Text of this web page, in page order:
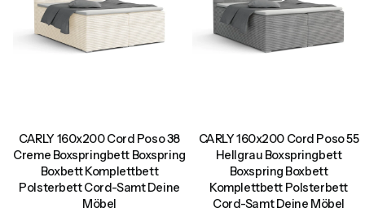
CARLY 160x200 Cord Poso 38
Creme Boxspringbett Boxspring
Boxbett Komplettbett
Polsterbett Cord-Samt Deine
Möbel
CARLY 160x200 Cord Poso 55
Hellgrau Boxspringbett
Boxspring Boxbett
Komplettbett Polsterbett
Cord-Samt Deine Möbel